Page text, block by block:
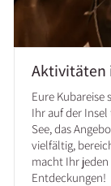
Aktivitäten
Eure Kubareise
Ihr auf der
See, das
vielfältig,
macht Ihr
Entdeckungen!